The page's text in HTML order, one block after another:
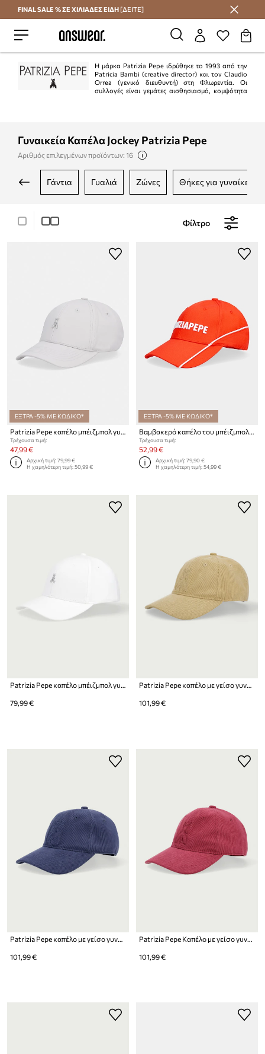
Εξοικονομήστε με το Answear Club
FINAL SALE % ΣΕ ΧΙΛΙΑΔΕΣ ΕΙΔΗ [ΔΕΙΤΕ]
Η μάρκα Patrizia Pepe ιδρύθηκε το 1993 από την
Patricia Bambi (creative director) και τον Claudio
Orrea (γενικό διευθυντή) στη Φλωρεντία. Οι
συλλογές είναι γεμάτες αισθησιασμό, κομψότητα
Γυναικεία Καπέλα Jockey Patrizia Pepe
Αριθμός επιλεγμένων προϊόντων: 16
γάντια γυαλιά ζώνες θήκες για γυναίκες
Φίλτρο
ΕΞΤΡΑ -5% ΜΕ ΚΩΔΙΚΟ*
Patrizia Pepe καπέλο μπέιζμπολ γυναικείο βαμβακερό
Τρέχουσα τιμή:
47,99 €
Αρχική τιμή:79,99 €
Η χαμηλότερη τιμή:50,99 €
ΕΞΤΡΑ -5% ΜΕ ΚΩΔΙΚΟ*
Βαμβακερό καπέλο του μπέιζμπολ Patrizia Pepe
Τρέχουσα τιμή:
52,99 €
Αρχική τιμή:79,90 €
Η χαμηλότερη τιμή:54,99 €
Patrizia Pepe καπέλο μπέιζμπολ γυναικείο βαμβακερό
79,99 €
Patrizia Pepe καπέλο με γείσο γυναικείο κοτλέ
101,99 €
101,99 € 101,99 €